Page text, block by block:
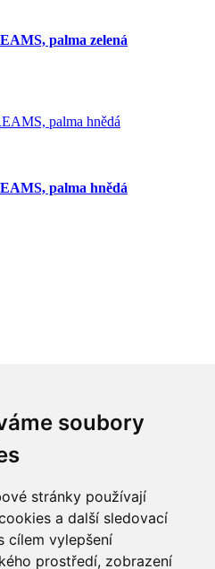
soubory
stránky používají
a další sledovací
cílem vylepšení
prostředí, zobrazení
palma zelená
palma hnědá